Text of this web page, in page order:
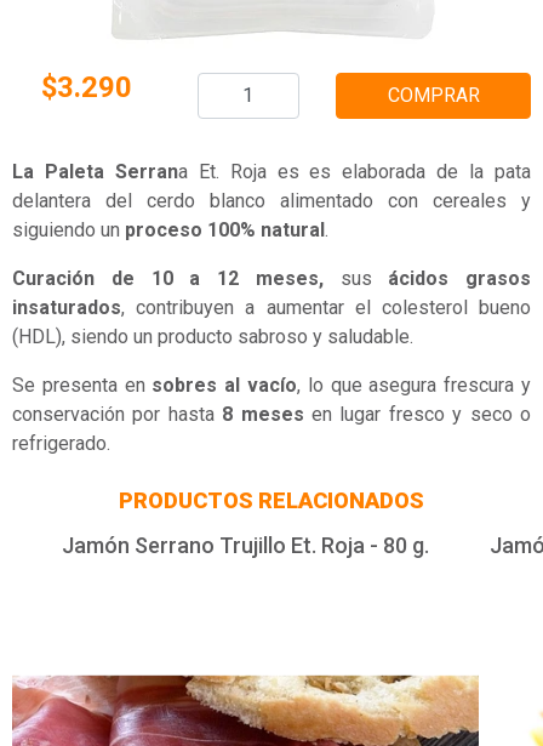
$3.290 COMPRAR
La Paleta Serrana Et. Roja es es elaborada de la pata
delantera del cerdo blanco alimentado con cereales y
siguiendo un proceso 100% natural.
Curación de 10 a 12 meses, sus ácidos grasos
insaturados, contribuyen a aumentar el colesterol bueno
(HDL), siendo un producto sabroso y saludable.
Se presenta en sobres al vacío, lo que asegura frescura y
conservación por hasta 8 meses en lugar fresco y seco o
refrigerado.
PRODUCTOS RELACIONADOS
Jamón Serrano Trujillo Et. Roja - 80 g.